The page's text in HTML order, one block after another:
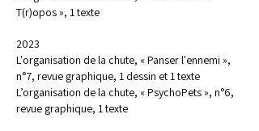
T(r)opos », 1 texte
2023
L'organisation de la chute, « Panser l'ennemi »,
n°7, revue graphique, 1 dessin et 1 texte
L’organisation de la chute, « PsychoPets », n°6,
revue graphique, 1 texte